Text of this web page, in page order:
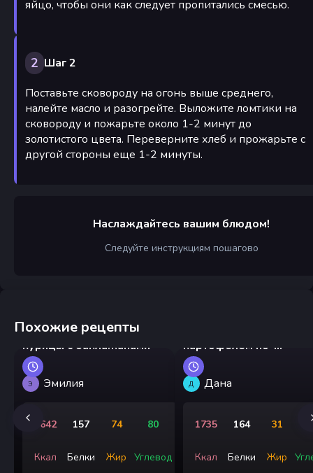
яйцо, чтобы они как следует пропитались смесью.
2 Шаг 2
Поставьте сковороду на огонь выше среднего,
налейте масло и разогрейте. Выложите ломтики на
сковороду и пожарьте около 1-2 минут до
золотистого цвета. Переверните хлеб и прожарьте с
другой стороны еще 1-2 минуты.
Наслаждайтесь вашим блюдом!
Следуйте инструкциям пошагово
Похожие рецепты
Китайский стир-фрай из
курицы с баклажанами
Э Эмилия
1642
Ккал
157
Белки
74
Жир
80
Углевод
картофелем по-
деревенски
Д Дана
1735
Ккал
164
Белки
31
Жир